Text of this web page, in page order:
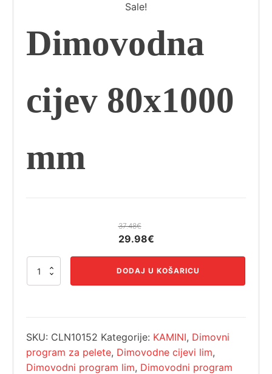
Sale!
Dimovodna
cijev 80x1000
mm
37.48€
Izvorna
cijena
bila
je:
29.98€Trenutna
cijena
je:
29.98€.
Dimovodna
DODAJ U KOŠARICU
SKU: CLN10152 Kategorije: KAMINI, Dimovni
program za pelete, Dimovodne cijevi lim,
Dimovodni program lim, Dimovodni program